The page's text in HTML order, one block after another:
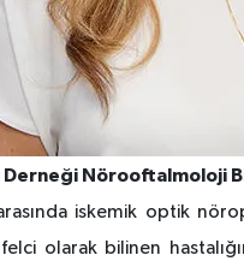
Nörooftalmoloji
iskemik optik
felci olarak bilinen